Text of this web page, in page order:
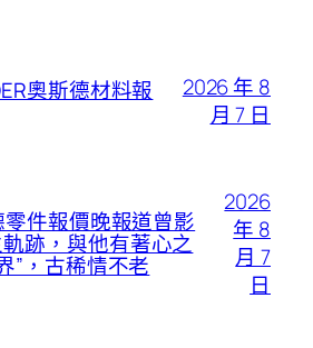
奧斯德材料報
2026 年 8
月 7 日
零件報價晚報道曾影
跡，與他有著心之
”，古稀情不老
2026
年 8
月 7
日